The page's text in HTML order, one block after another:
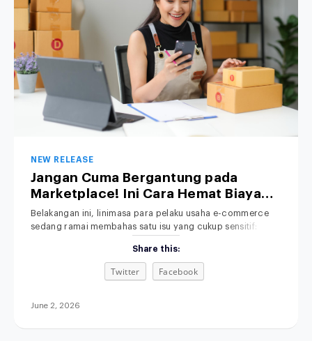
NEW RELEASE
Jangan Cuma Bergantung pada
Marketplace! Ini Cara Hemat Biaya
Operasional Toko Retail Anda
Belakangan ini, linimasa para pelaku usaha e-commerce
sedang ramai membahas satu isu yang cukup sensitif:
retail, kebijakan baru ini jelas memicu kekhawatiran serius.
Bagaimana tidak? Di tengah ketatnya persaingan pasar,
margin keuntungan yang sudah dihitung matang-matang
platform yang
Share this:
Twitter Facebook
June 2, 2026